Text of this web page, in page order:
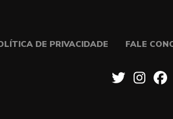
DE PRIVACIDADE FALE